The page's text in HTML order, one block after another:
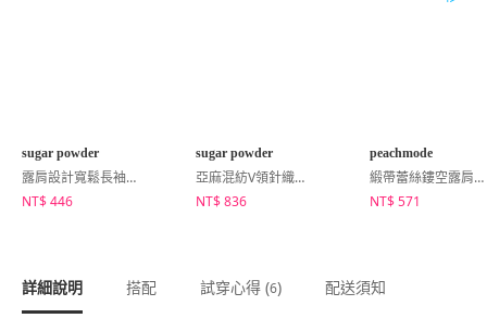
sugar powder
露肩設計寬鬆長袖T恤
NT$ 446
sugar powder
亞麻混紡V領針織開衫
NT$ 836
peachmode
緞帶蕾絲鏤空露肩短版襯衫
NT$ 571
詳細說明 搭配 試穿心得 (6) 配送須知